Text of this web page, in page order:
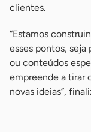
clientes.
“Estamos
esses pontos,
ou conteúdos
empreende a tirar
novas ideias”,